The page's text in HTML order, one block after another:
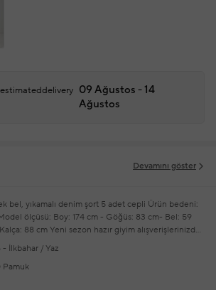
09 Ağustos - 14
Ağustos
Devamını göster
bel, yıkamalı denim şort 5 adet cepli Ürün bedeni:
Boy: 174 cm - Göğüs: 83 cm- Bel: 59
- Kalça: 88 cmYeni sezon hazır giyim alışverişlerinizde
tadilat yapılmaktadır
İlkbahar / Yaz
Pamuk